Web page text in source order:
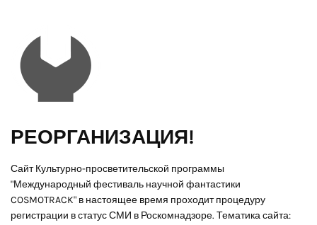
РЕОРГАНИЗАЦИЯ!
Сайт Культурно-просветительской программы
"Международный фестиваль научной фантастики
COSMOTRACK" в настоящее время проходит процедуру
регистрации в статус СМИ в Роскомнадзоре. Тематика сайта: